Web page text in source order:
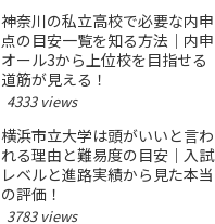
神奈川の私立高校で必要な内申
点の目安一覧を知る方法｜内申
オール3から上位校を目指せる
道筋が見える！
4333 views
横浜市立大学は頭がいいと言わ
れる理由と難易度の目安｜入試
レベルと進路実績から見た本当
の評価！
3783 views